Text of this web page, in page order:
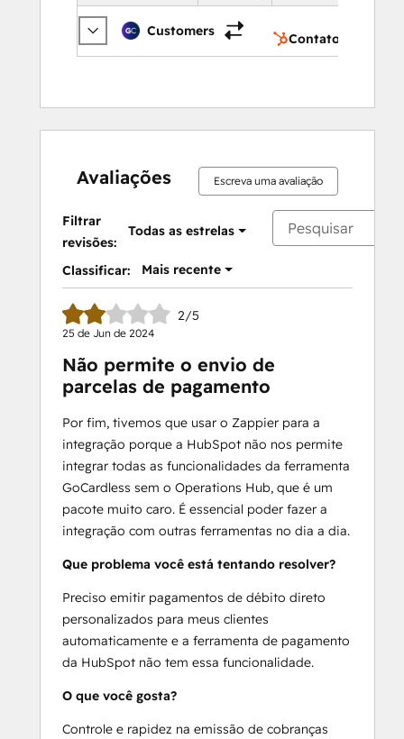
Customers
Contatos
Avaliações Escreva uma avaliação
Filtrar
revisões:
Todas as estrelas
Classificar: Mais recente
2/5
25 de Jun de 2024
Não permite o envio de
parcelas de pagamento
Por fim, tivemos que usar o Zappier para a
integração porque a HubSpot não nos permite
integrar todas as funcionalidades da ferramenta
GoCardless sem o Operations Hub, que é um
pacote muito caro. É essencial poder fazer a
integração com outras ferramentas no dia a dia.
Que problema você está tentando resolver?
Preciso emitir pagamentos de débito direto
personalizados para meus clientes
automaticamente e a ferramenta de pagamento
da HubSpot não tem essa funcionalidade.
O que você gosta?
Controle e rapidez na emissão de cobranças